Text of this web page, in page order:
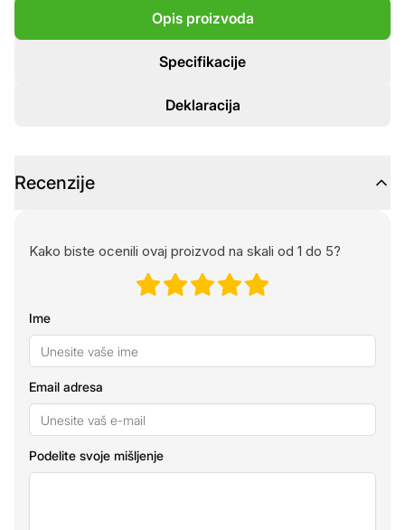
Opis proizvoda
Specifikacije
Deklaracija
Recenzije
Kako biste ocenili ovaj proizvod na skali od 1 do 5?
Ime
Email adresa
Podelite svoje mišljenje